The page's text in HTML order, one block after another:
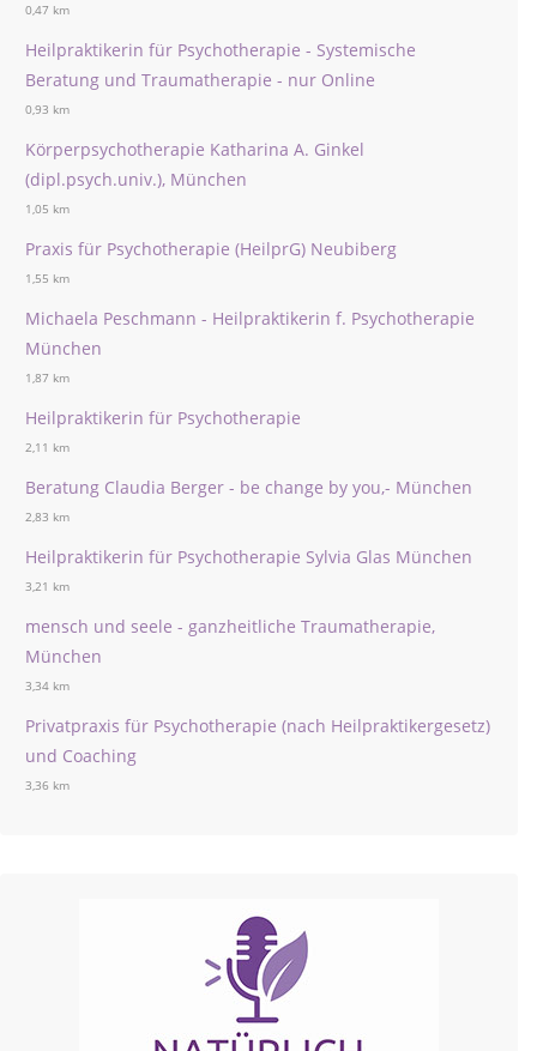
0,47 km
Heilpraktikerin für Psychotherapie - Systemische
Beratung und Traumatherapie - nur Online
0,93 km
Körperpsychotherapie Katharina A. Ginkel
(dipl.psych.univ.), München
1,05 km
Praxis für Psychotherapie (HeilprG) Neubiberg
1,55 km
Michaela Peschmann - Heilpraktikerin f. Psychotherapie
München
1,87 km
Heilpraktikerin für Psychotherapie
2,11 km
Beratung Claudia Berger - be change by you,- München
2,83 km
Heilpraktikerin für Psychotherapie Sylvia Glas München
3,21 km
mensch und seele - ganzheitliche Traumatherapie,
München
3,34 km
Privatpraxis für Psychotherapie (nach Heilpraktikergesetz)
und Coaching
3,36 km